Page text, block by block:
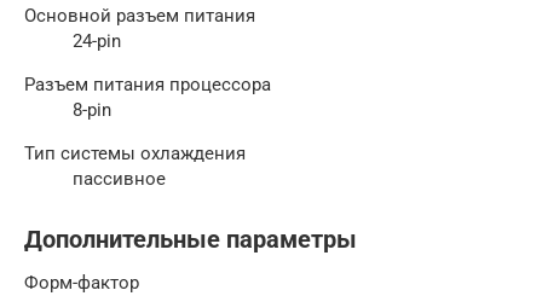
Основной разъем питания
24-pin
Разъем питания процессора
8-pin
Тип системы охлаждения
пассивное
Дополнительные параметры
Форм-фактор